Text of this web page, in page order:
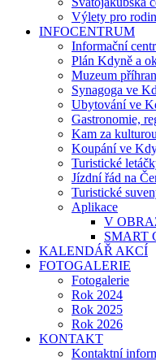
Výlety pro
INFOCENTRUM
Informační
Plán Kdyně a
Muzeum
Synagoga ve
Ubytování ve
Gastronomie,
Kam za kulturou
Koupání ve
Turistické
Jízdní řád na
Turistické
Aplikace
V
SMART
KALENDÁŘ AKCÍ
FOTOGALERIE
Fotogalerie
Rok 2024
Rok 2025
Rok 2026
KONTAKT
Kontaktní